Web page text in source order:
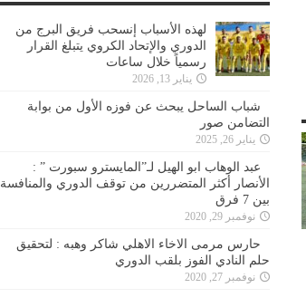
لهذه الأسباب إنسحب فريق البرج من
الدوري والإتحاد الكروي يتبلغ القرار
رسمياً خلال ساعات
يناير 13, 2026
شباب الساحل يبحث عن فوزه الأول من بوابة
التضامن صور
يناير 26, 2025
عبد الوهاب ابو الهيل لـ”المايسترو سبورت ” :
الأنصار أكثر المتضررين من توقف الدوري والمنافسة
بين 7 فرق
نوفمبر 29, 2020
حارس مرمى الاخاء الاهلي شاكر وهبه : لتحقيق
حلم النادي الفوز بلقب الدوري
نوفمبر 27, 2020